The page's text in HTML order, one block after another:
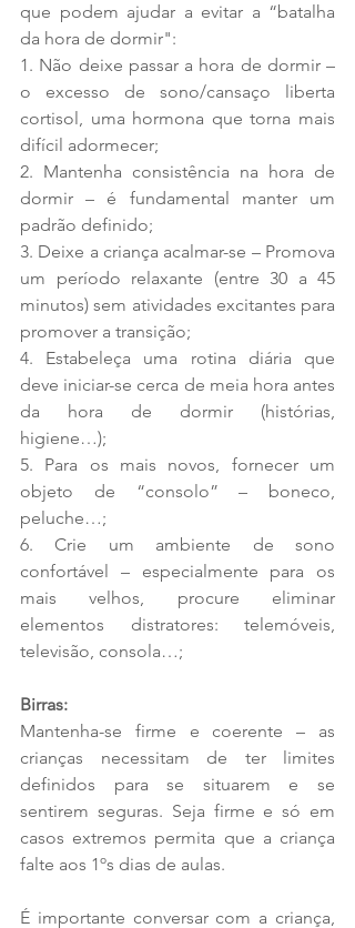
que podem ajudar a evitar a “batalha
da hora de dormir":
1. Não deixe passar a hora de dormir –
o excesso de sono/cansaço liberta
cortisol, uma hormona que torna mais
difícil adormecer;
2. Mantenha consistência na hora de
dormir – é fundamental manter um
padrão definido;
3. Deixe a criança acalmar-se – Promova
um período relaxante (entre 30 a 45
minutos) sem atividades excitantes para
promover a transição;
4. Estabeleça uma rotina diária que
deve iniciar-se cerca de meia hora antes
da hora de dormir (histórias,
higiene…);
5. Para os mais novos, fornecer um
objeto de “consolo” – boneco,
peluche…;
6. Crie um ambiente de sono
confortável – especialmente para os
mais velhos, procure eliminar
elementos distratores: telemóveis,
televisão, consola…;
Birras:
Mantenha-se firme e coerente – as
crianças necessitam de ter limites
definidos para se situarem e se
sentirem seguras. Seja firme e só em
casos extremos permita que a criança
falte aos 1ºs dias de aulas.
É importante conversar com a criança,